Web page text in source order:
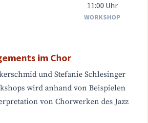
11:00 Uhr
WORKSHOP
im Chor
und Stefanie Schlesinger
wird anhand von Beispielen
von Chorwerken des Jazz